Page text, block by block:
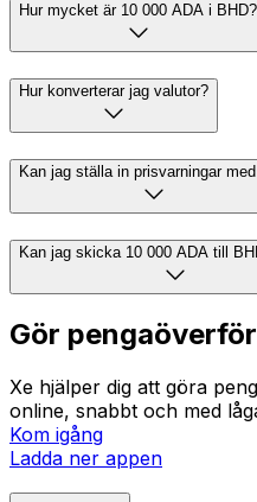
Hur mycket är 10 000 ADA i BHD?
Hur konverterar jag valutor?
Kan jag ställa in prisvarningar
Kan jag skicka 10 000 ADA till
Gör
Xe hjälper dig att göra
online, snabbt och med
Kom igång
Ladda ner appen